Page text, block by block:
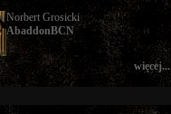
Norbert Grosicki
AbaddonBCN
więcej...